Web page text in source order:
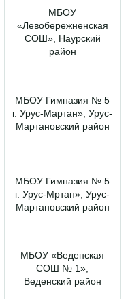
МБОУ
«Левобережненская
СОШ», Наурский
район
МБОУ Гимназия № 5
г. Урус-Мартан», Урус-
Мартановский район
МБОУ Гимназия № 5
г. Урус-Мртан», Урус-
Мартановский район
МБОУ «Веденская
СОШ № 1»,
Веденский район